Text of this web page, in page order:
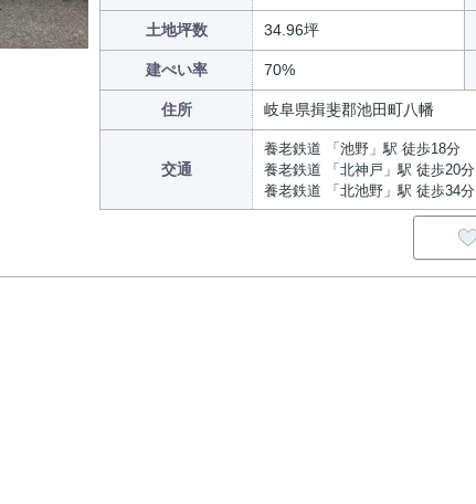
土地坪数 34.96坪
建ぺい率 70%
住所 岐阜県揖斐郡池田町八幡
交通
養老鉄道 「池野」駅 徒歩18分
養老鉄道 「北神戸」駅 徒歩20分
養老鉄道 「北池野」駅 徒歩34分